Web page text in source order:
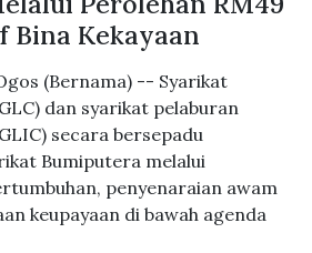
Kekayaan
(Bernama) -- Syarikat
dan syarikat pelaburan
secara bersepadu
Bumiputera melalui
penyenaraian awam
keupayaan di bawah agenda